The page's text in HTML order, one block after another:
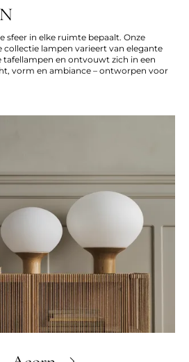
sfeer in elke ruimte bepaalt. Onze
lampen varieert van elegante
en ontvouwt zich in een
vorm en ambiance – ontworpen voor